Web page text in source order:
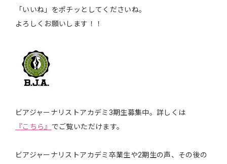
「いいね」をポチッとしてくださいね。
よろしくお願いします！！
ビアジャーナリストアカデミ3期生募集中。詳しくは
『こちら』 でご覧いただけます。
ビアジャーナリストアカデミ卒業生や2期生の声、その後の